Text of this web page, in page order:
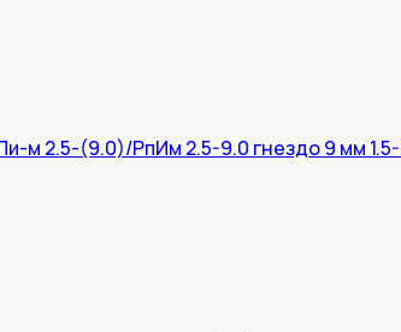
м 2.5-(9.0)/РпИм 2.5-9.0 гнездо 9 мм 1.5-